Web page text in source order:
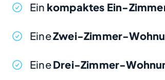
Ein kompaktes Ein-
EineZwei-Zimmer-
EineDrei-Zimmer-